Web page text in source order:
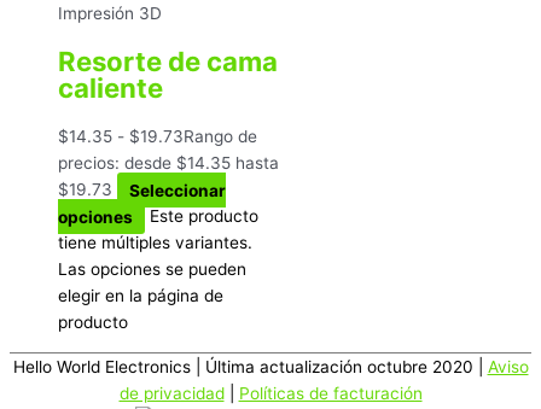
Impresión 3D
Resorte de cama
caliente
$14.35 - $19.73Rango de
precios: desde $14.35 hasta
$19.73
Seleccionar
opciones
Este producto
tiene múltiples variantes.
Las opciones se pueden
elegir en la página de
producto
Hello World Electronics| Última actualización octubre 2020 | Aviso
de privacidad| Políticas de facturación